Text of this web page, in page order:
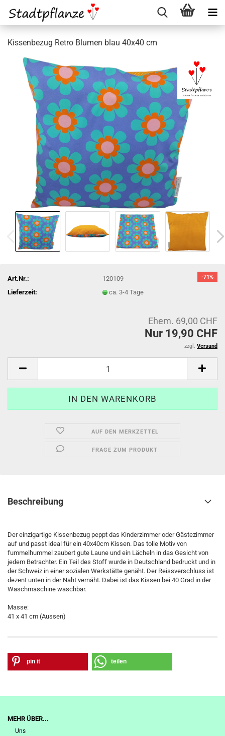
Kissenbezug Retro Blumen blau 40x40 cm
-71%
Art.Nr.:
120109
Lieferzeit:
ca. 3-4 Tage
Ehem. 69,00 CHF
Nur 19,90 CHF
zzgl. Versand
AUF DEN MERKZETTEL
FRAGE ZUM PRODUKT
Beschreibung
Der einzigartige Kissenbezug peppt das Kinderzimmer oder Gästezimmer
auf und passt ideal für ein 40x40cm Kissen. Das tolle Motiv von
fummelhummel zaubert gute Laune und ein Lächeln in das Gesicht von
jedem Betrachter. Ein Teil des Stoff wurde in Deutschland bedruckt und in
der Schweiz in einer sozialen Werkstätte genäht. Der Reissverschluss ist
dezent unten in der Naht vernäht. Dabei ist das Kissen bei 40 Grad in der
Waschmaschine waschbar.
Masse:
41 x 41 cm (Aussen)
pin it teilen
MEHR ÜBER...
Uns